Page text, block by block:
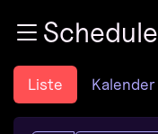
Zum InhaltSchedule
Liste Kalender